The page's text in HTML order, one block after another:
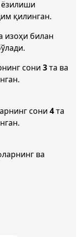
ёзилиши
қилинган.
изоҳи билан
сони 3та ва
сони 4та
ва